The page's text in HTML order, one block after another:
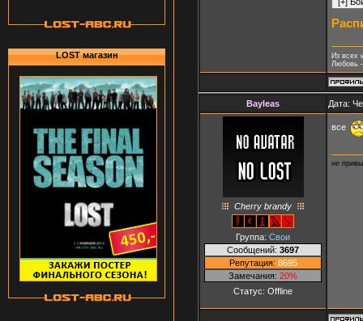
LOST магазин
Из всех
Любовь
Bayleas Дата:
Сherry brandy
Группа: Свои
Сообщений: 3697
Репутация: 8695
Замечания: 20%
Статус: Offline
все
не